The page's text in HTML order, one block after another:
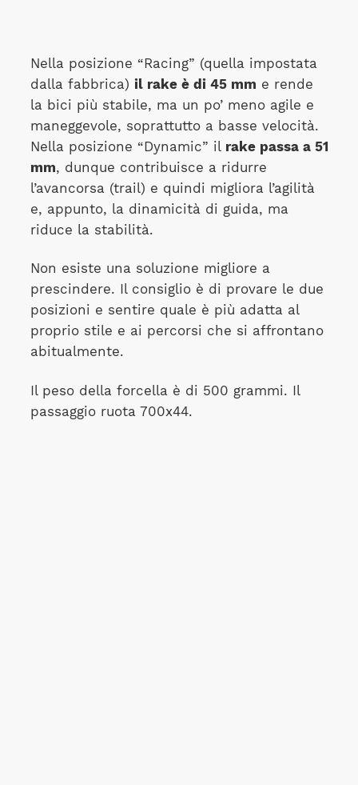
Nella posizione “Racing” (quella impostata
dalla fabbrica) il rake è di 45 mm e rende
la bici più stabile, ma un po’ meno agile e
maneggevole, soprattutto a basse velocità.
Nella posizione “Dynamic” il rake passa a 51
mm, dunque contribuisce a ridurre
l’avancorsa (trail) e quindi migliora l’agilità
e, appunto, la dinamicità di guida, ma
riduce la stabilità.
Non esiste una soluzione migliore a
prescindere. Il consiglio è di provare le due
posizioni e sentire quale è più adatta al
proprio stile e ai percorsi che si affrontano
abitualmente.
Il peso della forcella è di 500 grammi. Il
passaggio ruota 700x44.